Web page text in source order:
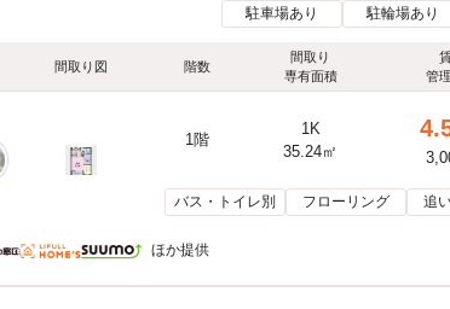
駐車場あり 駐輪場あり
間取り図 階数
間取り
専有面積
管
1階
1K
35.24㎡
バス・トイレ別 フローリング 追
ほか提供